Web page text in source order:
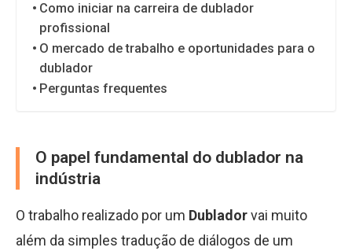
Como iniciar na carreira de dublador
profissional
O mercado de trabalho e oportunidades para o
dublador
Perguntas frequentes
O papel fundamental do dublador na
indústria
O trabalho realizado por um Dubladorvai muito
além da simples tradução de diálogos de um